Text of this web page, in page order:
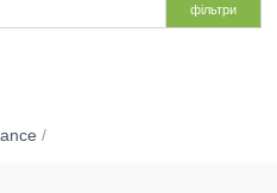
фільтри
/